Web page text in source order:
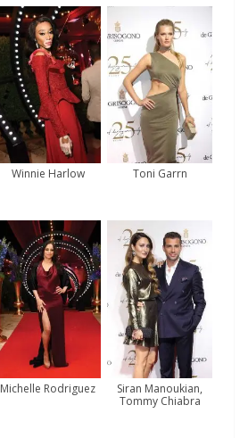
Winnie Harlow Toni Garrn
Michelle Rodriguez
Siran Manoukian,
Tommy Chiabra